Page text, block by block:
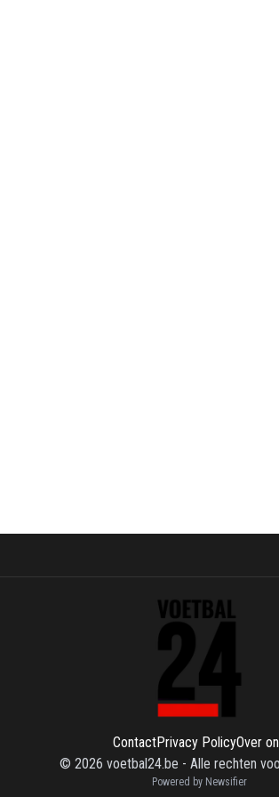
ContactPrivacy PolicyOver
© 2026 voetbal24.be - Alle rechten
Powered by Newsifier